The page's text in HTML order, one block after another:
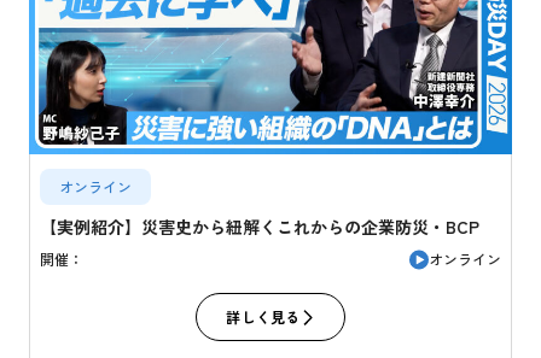
オンライン
【実例紹介】災害史から紐解くこれからの企業防災・BCP
開催： オンライン
詳しく見る